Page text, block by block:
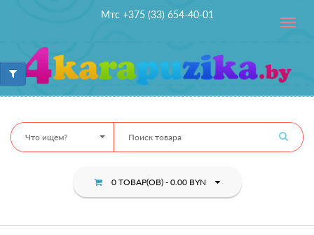
Мтс +375 (33) 654-40-01
Toggle
Что ищем?
0 ТОВАР(ОВ) - 0.00 BYN